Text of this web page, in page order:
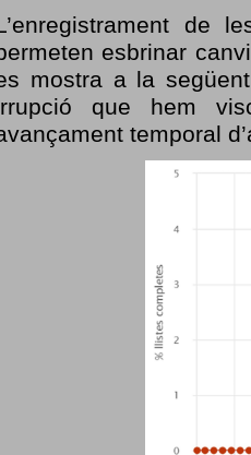
de
esbrinar
mostra a la
que hem
temporal